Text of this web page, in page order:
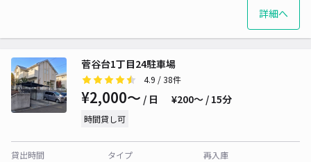
詳細へ
菅谷台1丁目24駐車場
4.9 / 38件
¥2,000〜 / 日 ¥200〜 / 15分
時間貸し可
貸出時間
タイプ
再入庫